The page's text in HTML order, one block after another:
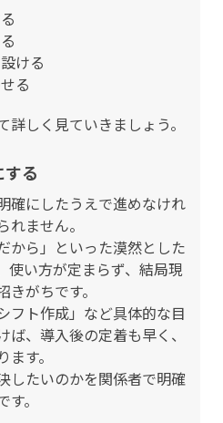
ける
る
しく見ていきましょう。
る
確にしたうえで進めなけれ
ません。
から」といった漠然とした
使い方が定まらず、結局現
がちです。
フト作成」など具体的な目
、導入後の定着も早く、
す。
したいのかを関係者で明確
。